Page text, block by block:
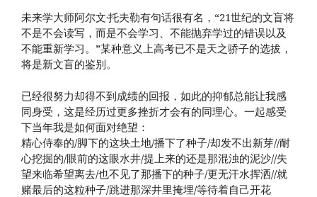
未来学大师阿尔文·托夫勒有句话很有名，“21世纪的文盲将
不是不会读写，而是不会学习、不能抛弃学过的错误以及
不能重新学习。”某种意义上高考已不是天之骄子的选拔，
将是新文盲的鉴别。
已经很努力却得不到成绩的回报，如此的抑郁总能让我感
同身受，这是经历过更多挫折才会有的同理心。一起感受
下当年我是如何面对绝望：
精心侍奉的/脚下的这块土地/播下了种子/却发不出新芽//耐
心挖掘的/眼前的这眼水井/提上来的还是那混浊的泥沙//失
望来临希望离去/也不见了那播下的种子/更无汗水挥洒//就
赌最后的这粒种子/跳进那深井里掩埋/等待着自己开花